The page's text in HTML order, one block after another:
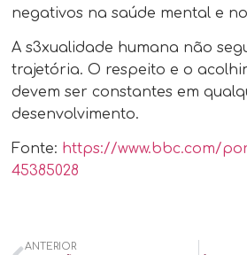
negativos na saúde mental e
A s3xualidade humana não
trajetória. O respeito e o
devem ser constantes em
desenvolvimento.
Fonte: https://www.bbc.com/
45385028
ANTERIOR